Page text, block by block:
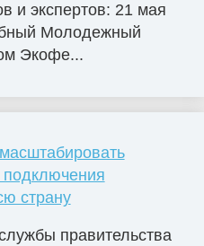
и экспертов: 21 мая
Молодежный
Экофе...
страну
правительства